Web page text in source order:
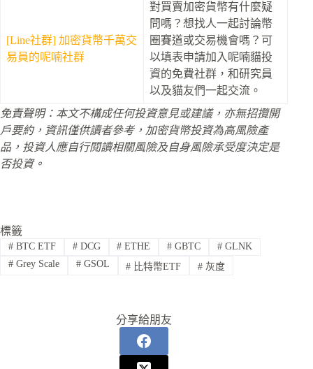
[Line社群] 加密貨幣千萬交
易員的呢喃社群
對買賣加密貨幣有什麼疑
問嗎？想找人一起討論幣
圈賽道或交易機會嗎？可
以填表申請加入呢喃貓投
資的免費社群，和研究員
以及貓友們一起交流。
免責聲明：本文不構成任何投資意見或建議，亦無招攬開
戶要約，資訊僅供讀者參考，加密貨幣投資為高風險產
品，投資人應自行閱讀相關風險及自身風險承受度決定是
否投資。
標籤
#BTC ETF #DCG # ETHE # GBTC # GLNK
#Grey Scale #GSOL # 比特幣ETF # 灰度
分享給朋友